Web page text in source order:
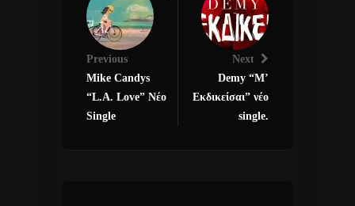
Previous
Mike Candys
“L.A. Love” Νέο
Single
Next
Demy “Μ’
Εκδικείσαι” νέο
single.